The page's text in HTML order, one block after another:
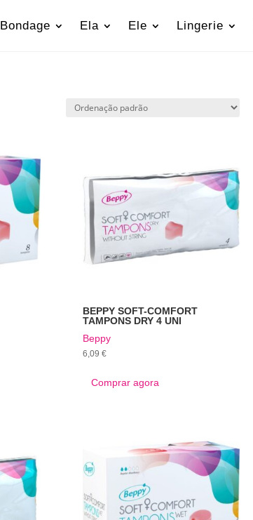
Bondage Ela Ele Lingerie
BEPPY SOFT-COMFORT
TAMPONS DRY 4 UNI
Beppy
6,09 €
Comprar agora